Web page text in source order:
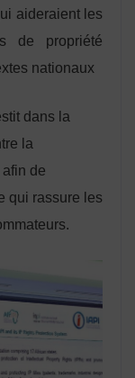
aideraient les
de propriété
nationaux
dans la
la
de
qui rassure les